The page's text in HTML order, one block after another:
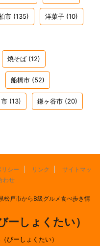
市 (135) 洋菓子 (10)
焼そば (12)
船橋市 (52)
(13) 鎌ヶ谷市 (20)
シー リンク
サイトマッ
わせ
松戸市からB級グルメ食べ歩き情
ーしょくたい）
びーしょくたい）